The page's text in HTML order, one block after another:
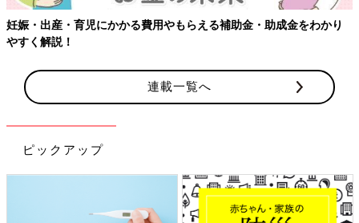
妊娠・出産・育児にかかる費用やもらえる補助金・助成金をわかり
やすく解説！
連載一覧へ
ピックアップ